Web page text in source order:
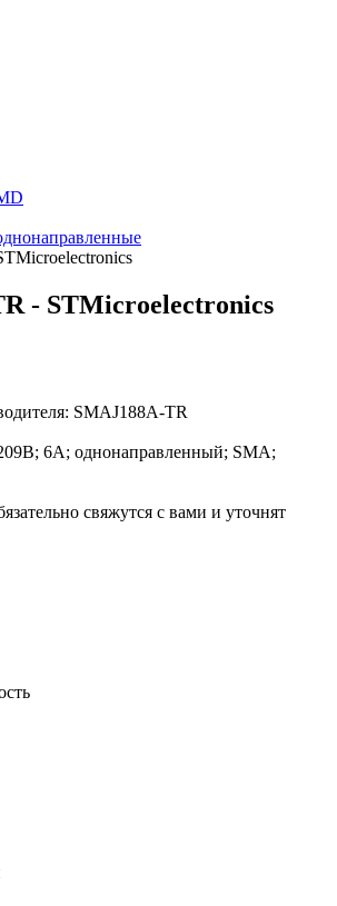
- STMicroelectronics
SMAJ188A-TR
6А; однонаправленный; SMA;
свяжутся с вами и уточнят